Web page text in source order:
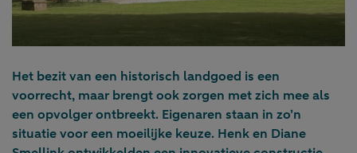
Het bezit van een historisch landgoed is een
voorrecht, maar brengt ook zorgen met zich mee als
een opvolger ontbreekt. Eigenaren staan in zo’n
situatie voor een moeilijke keuze. Henk en Diane